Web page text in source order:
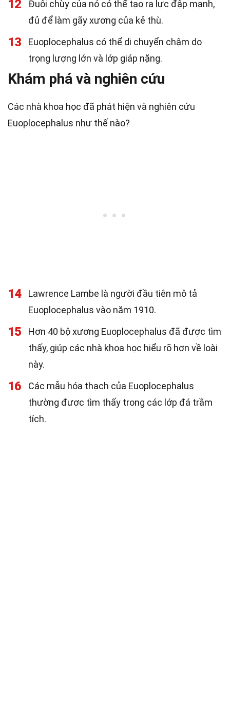
12
Đuôi chùy của nó có thể tạo ra lực đập mạnh,
đủ để làm gãy xương của kẻ thù.
13
Euoplocephalus có thể di chuyển chậm do
trọng lượng lớn và lớp giáp nặng.
Khám phá và nghiên cứu
Các nhà khoa học đã phát hiện và nghiên cứu
Euoplocephalus như thế nào?
14
Lawrence Lambe là người đầu tiên mô tả
Euoplocephalus vào năm 1910.
15
Hơn 40 bộ xương Euoplocephalus đã được tìm
thấy, giúp các nhà khoa học hiểu rõ hơn về loài
này.
16
Các mẫu hóa thạch của Euoplocephalus
thường được tìm thấy trong các lớp đá trầm
tích.